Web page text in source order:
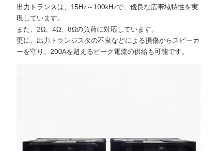
出力トランスは、15Hz～100kHzで、優良な広帯域特性を実
現しています。
また、2Ω、4Ω、8Ωの負荷に対応しています。
更に、出力トランジスタの不良などによる損傷からスピーカ
ーを守り、200Aを超えるピーク電流の供給も可能です。